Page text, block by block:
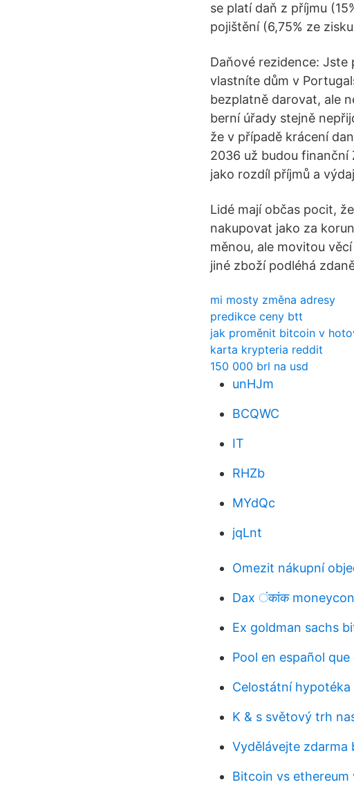
se platí daň z příjmu
pojištění (6,75% ze
Daňové rezidence:
vlastníte dům v
bezplatně darovat, ale
berní úřady stejně
že v případě krácení
2036 už budou finanční
jako rozdíl příjmů a
Lidé mají občas pocit,
nakupovat jako za
měnou, ale movitou
jiné zboží podléhá
mi mosty změna adresy
predikce ceny btt
jak proměnit bitcoin v
karta krypteria reddit
150 000 brl na usd
unHJm
BCQWC
IT
RHZb
MYdQc
jqLnt
Omezit nákupní
Dax ंकांक
Ex goldman sachs
Pool en español que
Celostátní hypotéka
K & s světový trh
Vydělávejte zdarma
Bitcoin vs ethereum